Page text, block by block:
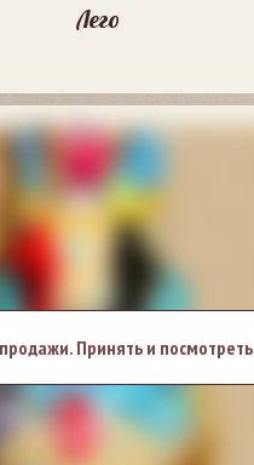
Лего
Принять и посмотреть